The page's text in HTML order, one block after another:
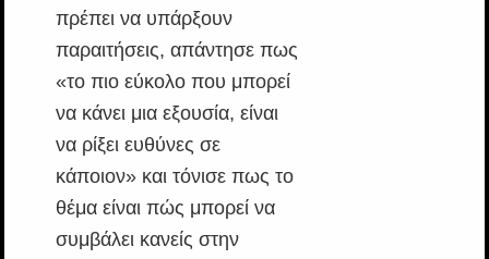
πρέπει να υπάρξουν
παραιτήσεις, απάντησε πως
«το πιο εύκολο που μπορεί
να κάνει μια εξουσία, είναι
να ρίξει ευθύνες σε
κάποιον» και τόνισε πως το
θέμα είναι πώς μπορεί να
συμβάλει κανείς στην